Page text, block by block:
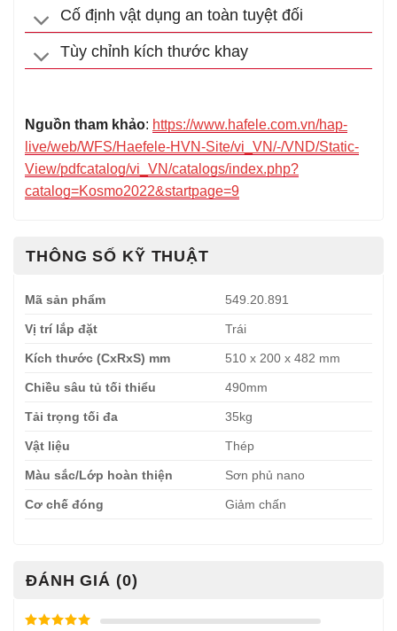
Cố định vật dụng an toàn tuyệt đối
Tùy chỉnh kích thước khay
Nguồn tham khảo: https://www.hafele.com.vn/hap-
live/web/WFS/Haefele-HVN-Site/vi_VN/-/VND/Static-
View/pdfcatalog/vi_VN/catalogs/index.php?
catalog=Kosmo2022&startpage=9
THÔNG SỐ KỸ THUẬT
Mã sản phẩm 549.20.891
Vị trí lắp đặt Trái
Kích thước (CxRxS) mm 510 x 200 x 482 mm
Chiều sâu tủ tối thiểu 490mm
Tải trọng tối đa 35kg
Vật liệu Thép
Màu sắc/Lớp hoàn thiện Sơn phủ nano
Cơ chế đóng Giảm chấn
ĐÁNH GIÁ (0)